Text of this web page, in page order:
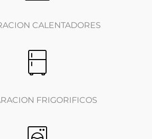
CALENTADORES
FRIGORIFICOS